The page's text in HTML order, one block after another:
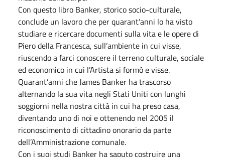
Con questo libro Banker, storico socio-culturale,
conclude un lavoro che per quarant’anni lo ha visto
studiare e ricercare documenti sulla vita e le opere di
Piero della Francesca, sull’ambiente in cui visse,
riuscendo a farci conoscere il terreno culturale, sociale
ed economico in cui l’Artista si formò e visse.
Quarant’anni che James Banker ha trascorso
alternando la sua vita negli Stati Uniti con lunghi
soggiorni nella nostra città in cui ha preso casa,
diventando uno di noi e ottenendo nel 2005 il
riconoscimento di cittadino onorario da parte
dell’Amministrazione comunale.
Con i suoi studi Banker ha saputo costruire una